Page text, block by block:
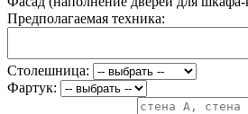
Предполагаемая техника:
Столешница:
Фартук: